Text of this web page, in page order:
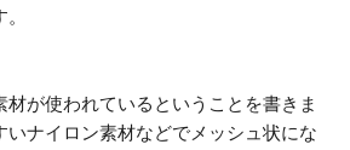
材が使われているということを書きま
いナイロン素材などでメッシュ状にな